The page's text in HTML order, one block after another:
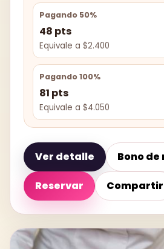
Pagando 50%
48 pts
Equivale a $2.400
Pagando 100%
81 pts
Equivale a $4.050
Ver detalle Bono
Reservar Compartir